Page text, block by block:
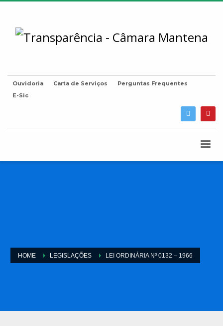
Ouvidoria Carta de Serviços
Perguntas Frequentes
E-Sic
HOME LEGISLAÇÕES LEI ORDINÁRIA Nº 0132 – 1966